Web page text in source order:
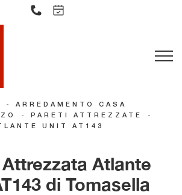
-
ARREDAMENTO CASA
- PARETI ATTREZZATE -
UNIT AT143
Atlante
di Tomasella